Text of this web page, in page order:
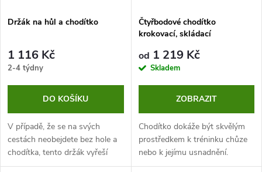
Držák na hůl a chodítko
1 116 Kč
2-4 týdny
DO KOŠÍKU
V případě, že se na svých
cestách neobejdete bez hole a
chodítka, tento držák vyřeší
vaše problémy se skladováním
Čtyřbodové chodítko
krokovací, skládací
od 1 219 Kč
Skladem
ZOBRAZIT
Chodítko dokáže být skvělým
prostředkem k tréninku chůze
nebo k jejímu usnadnění.
Seniorům a osobám s